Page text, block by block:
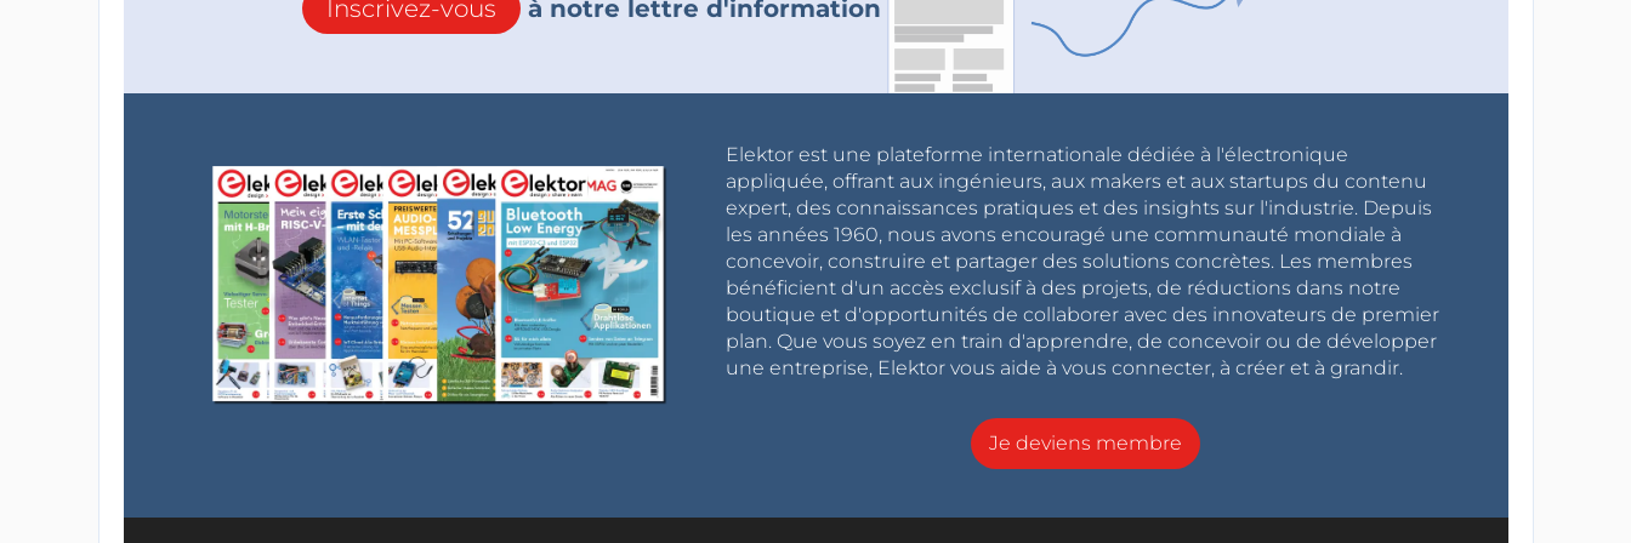
Inscrivez-vous à notre lettre d'information
Elektor est une plateforme internationale dédiée à l'électronique
appliquée, offrant aux ingénieurs, aux makers et aux startups du contenu
expert, des connaissances pratiques et des insights sur l'industrie. Depuis
les années 1960, nous avons encouragé une communauté mondiale à
concevoir, construire et partager des solutions concrètes. Les membres
bénéficient d'un accès exclusif à des projets, de réductions dans notre
boutique et d'opportunités de collaborer avec des innovateurs de premier
plan. Que vous soyez en train d'apprendre, de concevoir ou de développer
une entreprise, Elektor vous aide à vous connecter, à créer et à grandir.
Je deviens membre